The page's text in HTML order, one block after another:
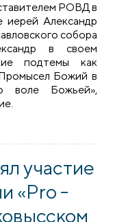
РОВД в
иерей Александр
собора
в своем
подтемы как
Божий в
воле Божьей»,
жизни - только
участие
«Pro -